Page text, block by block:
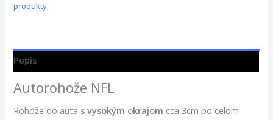
produkty
Popis
Autorohože NFL
Rohože do auta s vysokým okrajom cca 3cm po celom